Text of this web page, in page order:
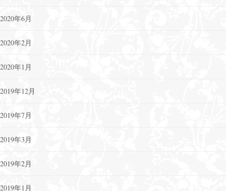
2020年6月
2020年2月
2020年1月
2019年12月
2019年7月
2019年3月
2019年2月
2019年1月